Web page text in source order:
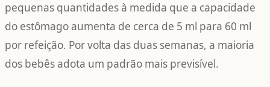
pequenas quantidades à medida que a capacidade
do estômago aumenta de cerca de 5 ml para 60 ml
por refeição. Por volta das duas semanas, a maioria
dos bebês adota um padrão mais previsível.